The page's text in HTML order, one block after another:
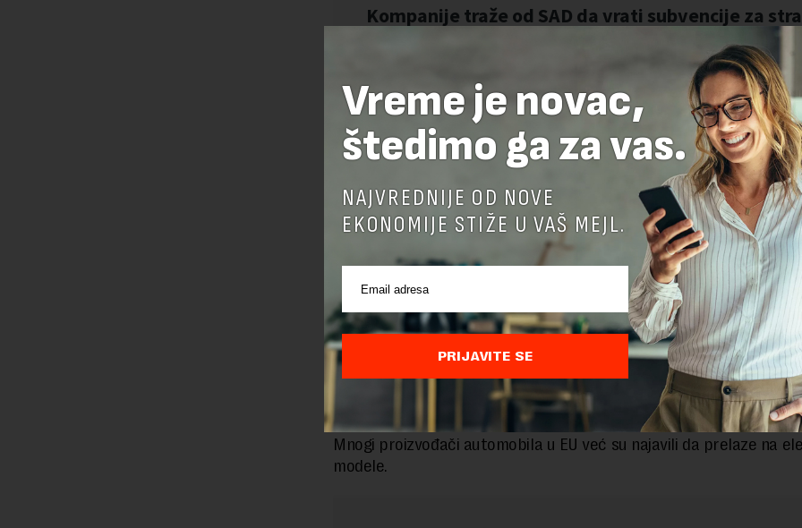
Članice EU-a postigle su sporazum sa zastupnicima u
parlamentu u oktobru prošle godine, ali je potrebno da
pravila pre nego što stupe na snagu. Konačno odobrenje
podseća, očekuje se u martu.
Ipak, i nakon 2035. građani EU će moći da kupuju polovna vozila sa
unutrašnjim sagorevanjem, koja kao pogon koriste benzin i dizel.
Mnogi proizvođači automobila u EU već su najavili da prelaze na
modele.
Vreme je novac,
štedimo ga za vas.
NAJVREDNIJE OD NOVE
EKONOMIJE STIŽE U VAŠ MEJL.
PRIJAVITE SE